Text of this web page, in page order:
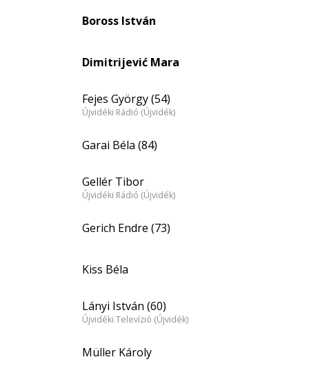
Boross István
Dimitrijević Mara
Fejes György (54)
Újvidéki Rádió (Újvidék)
Garai Béla (84)
Gellér Tibor
Újvidéki Rádió (Újvidék)
Gerich Endre (73)
Kiss Béla
Lányi István (60)
Újvidéki Televízió (Újvidék)
Müller Károly